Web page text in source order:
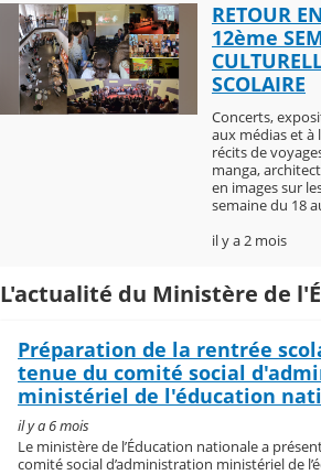
RETOUR
12ème
SCOLAIRE
Concerts,
aux médias et
récits de
manga,
en images sur
semaine du 18
il y a 2 mois
L'actualité du Ministère de
Préparation de la rentrée
tenue du comité social
ministériel de l'éducation
il y a 6 mois
Le ministère de l’Éducation nationale a
comité social d’administration ministériel de